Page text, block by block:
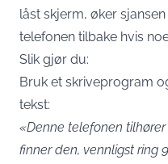
låst skjerm, øker
telefonen tilbake hvis
Slik gjør du:
Bruk et skriveprogram
tekst:
«Denne telefonen
finner den, vennligst ring